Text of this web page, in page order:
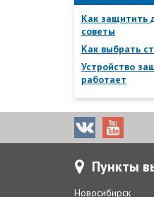
Как защитить
советы
Как выбрать
Устройство
работает
Пункты
Новосибирск